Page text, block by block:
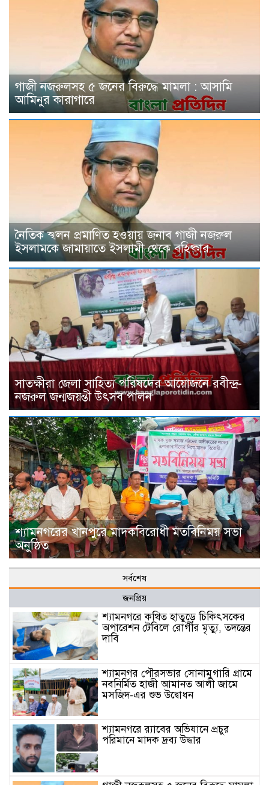
গাজী নজরুলসহ ৫ জনের বিরুদ্ধে মামলা : আসামি
আমিনুর কারাগারে
নৈতিক স্খলন প্রমাণিত হওয়ায় জনাব গাজী নজরুল
ইসলামকে জামায়াতে ইসলামী থেকে বহিষ্কার
সাতক্ষীরা জেলা সাহিত্য পরিষদের আয়োজনে রবীন্দ্র-
নজরুল জন্মজয়ন্তী উৎসব পালন
শ্যামনগরের খানপুরে মাদকবিরোধী মতবিনিময় সভা
অনুষ্ঠিত
সর্বশেষ
জনপ্রিয়
শ্যামনগরে কথিত হাতুড়ে চিকিৎসকের
অপারেশন টেবিলে রোগীর মৃত্যু, তদন্তের
দাবি
শ্যামনগর পৌরসভার সোনামুগারি গ্রামে
নবনির্মিত হাজী আমানত আলী জামে
মসজিদ-এর শুভ উদ্বোধন
শ্যামনগরে র‍্যাবের অভিযানে প্রচুর
পরিমানে মাদক দ্রব্য উদ্ধার